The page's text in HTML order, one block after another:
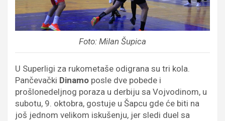
Foto: Milan Šupica
U Superligi za rukometaše odigrana su tri kola.
Pančevački Dinamo posle dve pobede i
prošlonedeljnog poraza u derbiju sa Vojvodinom, u
subotu, 9. oktobra, gostuje u Šapcu gde će biti na
još jednom velikom iskušenju, jer sledi duel sa